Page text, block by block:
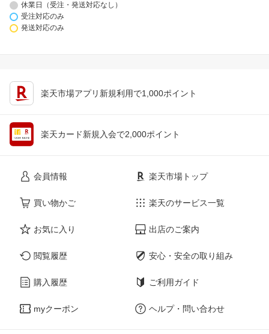
休業日（受注・発送対応なし）
受注対応のみ
発送対応のみ
楽天市場アプリ新規利用で1,000ポイント
楽天カード新規入会で2,000ポイント
会員情報
買い物かご
お気に入り
閲覧履歴
購入履歴
myクーポン
楽天市場トップ
楽天のサービス一覧
出店のご案内
安心・安全の取り組み
ご利用ガイド
ヘルプ・問い合わせ